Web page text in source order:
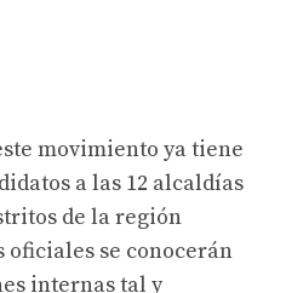
movimiento ya tiene
a las 12 alcaldías
de la región
se conocerán
internas tal y